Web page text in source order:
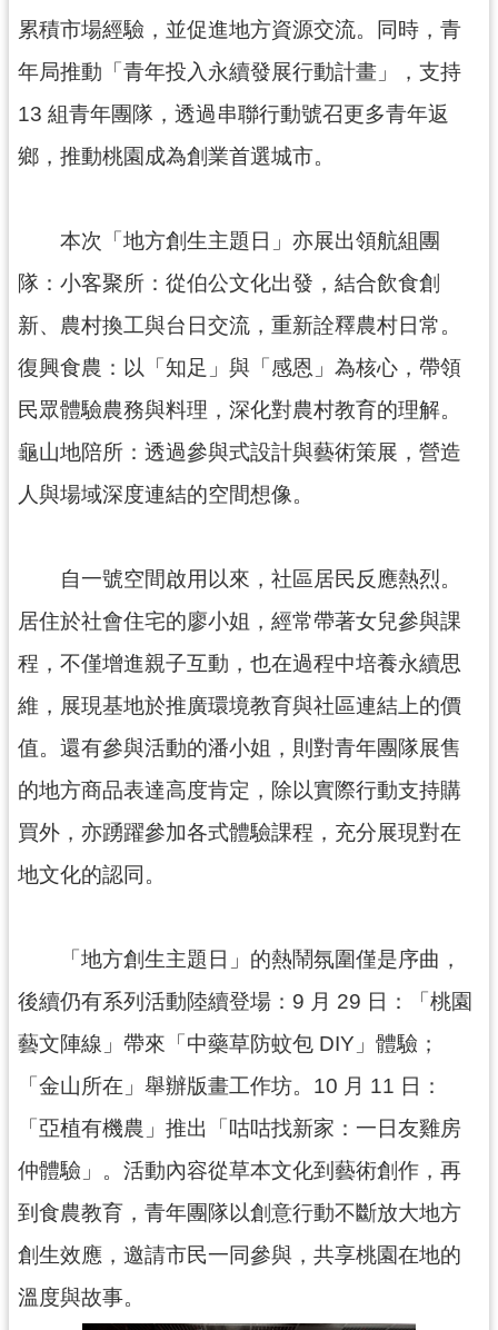
府
資
訊
公
開
站
導
覽
政
信
箱
市
政
府
隱
私
政
策
網
策
政
府
站
料
開
宣
告
累積市場經驗，並促進地方資源交流。同時，青
年局推動「青年投入永續發展行動計畫」，支持
13 組青年團隊，透過串聯行動號召更多青年返
鄉，推動桃園成為創業首選城市。
本次「地方創生主題日」亦展出領航組團
隊：小客聚所：從伯公文化出發，結合飲食創
新、農村換工與台日交流，重新詮釋農村日常。
復興食農：以「知足」與「感恩」為核心，帶領
民眾體驗農務與料理，深化對農村教育的理解。
龜山地陪所：透過參與式設計與藝術策展，營造
人與場域深度連結的空間想像。
自一號空間啟用以來，社區居民反應熱烈。
居住於社會住宅的廖小姐，經常帶著女兒參與課
程，不僅增進親子互動，也在過程中培養永續思
維，展現基地於推廣環境教育與社區連結上的價
值。還有參與活動的潘小姐，則對青年團隊展售
的地方商品表達高度肯定，除以實際行動支持購
買外，亦踴躍參加各式體驗課程，充分展現對在
地文化的認同。
「地方創生主題日」的熱鬧氛圍僅是序曲，
後續仍有系列活動陸續登場：9 月 29 日：「桃園
藝文陣線」帶來「中藥草防蚊包 DIY」體驗；
「金山所在」舉辦版畫工作坊。10 月 11 日：
「亞植有機農」推出「咕咕找新家：一日友雞房
仲體驗」。活動內容從草本文化到藝術創作，再
到食農教育，青年團隊以創意行動不斷放大地方
創生效應，邀請市民一同參與，共享桃園在地的
溫度與故事。